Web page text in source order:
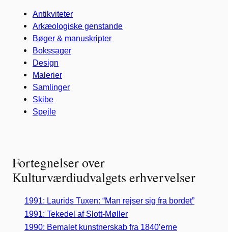
Antikviteter
Arkæologiske genstande
Bøger & manuskripter
Bokssager
Design
Malerier
Samlinger
Skibe
Spejle
Fortegnelser over
Kulturværdiudvalgets erhvervelser
1991: Laurids Tuxen: “Man rejser sig fra bordet”
1991: Tekedel af Slott-Møller
1990: Bemalet kunstnerskab fra 1840’erne